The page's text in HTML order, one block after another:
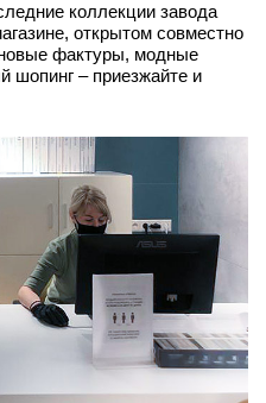
коллекции завода
открытом совместно
фактуры, модные
шопинг – приезжайте и